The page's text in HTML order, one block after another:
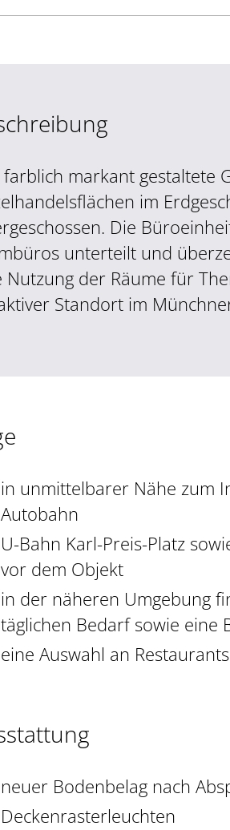
farblich markant gestaltete
im
Die
unterteilt und
Nutzung der Räume für
Standort im
in unmittelbarer Nähe zum
Autobahn
U-Bahn Karl-Preis-Platz
vor dem Objekt
in der näheren Umgebung
täglichen Bedarf sowie eine
eine Auswahl an
neuer Bodenbelag nach
Deckenrasterleuchten